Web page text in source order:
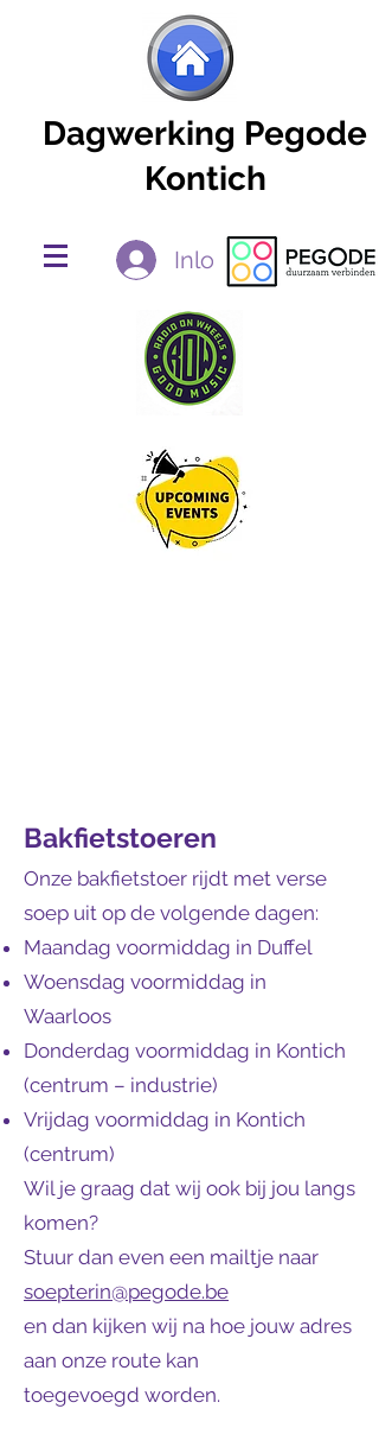
Dagwerking Pegode
Kontich
Inloggen
Bakfietstoeren
Onze bakfietstoer rijdt met verse
soep uit op de volgende dagen:
Maandag voormiddag in Duffel
Woensdag voormiddag in
Waarloos
Donderdag voormiddag in Kontich
(centrum – industrie)
Vrijdag voormiddag in Kontich
(centrum)
Wil je graag dat wij ook bij jou langs
komen?
Stuur dan even een mailtje naar
soepterin@pegode.be
en dan kijken wij na hoe jouw adres
aan onze route kan
toegevoegd worden.